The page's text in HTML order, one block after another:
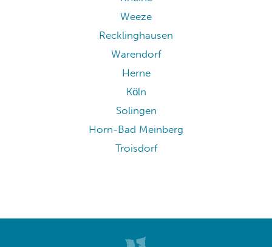
Weeze
Recklinghausen
Warendorf
Herne
Köln
Solingen
Horn-Bad Meinberg
Troisdorf